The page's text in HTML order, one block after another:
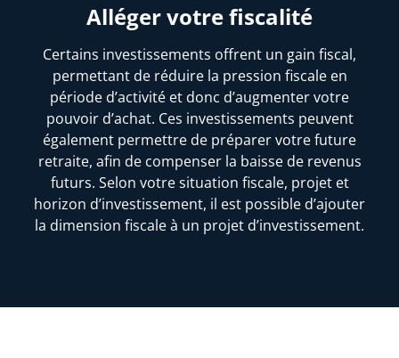
Alléger votre fiscalité
Certains investissements offrent un gain fiscal,
permettant de réduire la pression fiscale en
période d’activité et donc d’augmenter votre
pouvoir d’achat. Ces investissements peuvent
également permettre de préparer votre future
retraite, afin de compenser la baisse de revenus
futurs. Selon votre situation fiscale, projet et
horizon d’investissement, il est possible d’ajouter
la dimension fiscale à un projet d’investissement.